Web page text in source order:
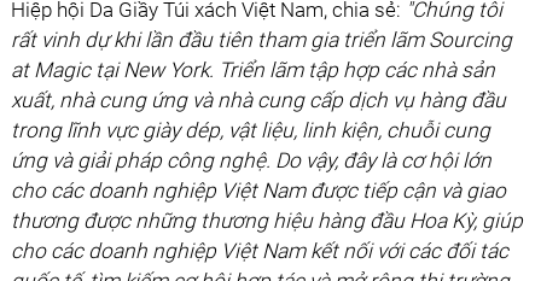
Hiệp hội Da Giầy Túi xách Việt Nam, chia sẻ: "Chúng tôi
rất vinh dự khi lần đầu tiên tham gia triển lãm Sourcing
at Magic tại New York. Triển lãm tập hợp các nhà sản
xuất, nhà cung ứng và nhà cung cấp dịch vụ hàng đầu
trong lĩnh vực giày dép, vật liệu, linh kiện, chuỗi cung
ứng và giải pháp công nghệ. Do vậy, đây là cơ hội lớn
cho các doanh nghiệp Việt Nam được tiếp cận và giao
thương được những thương hiệu hàng đầu Hoa Kỳ, giúp
cho các doanh nghiệp Việt Nam kết nối với các đối tác